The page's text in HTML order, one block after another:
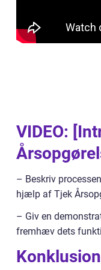
VIDEO:
– Beskriv
hjælp af Tjek
– Giv en
fremhæv dets